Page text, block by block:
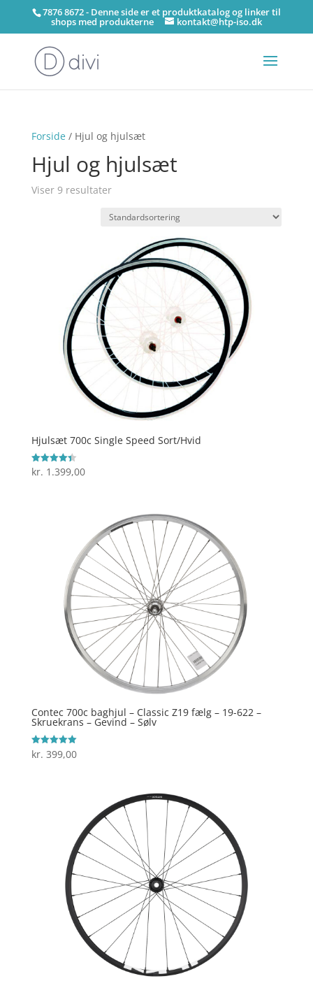
7876 8672 - Denne side er et produktkatalog og linker til
shops med produkterne kontakt@htp-iso.dk
Forside/ Hjul og hjulsæt
Hjul og hjulsæt
Viser 9 resultater
Hjulsæt 700c Single Speed Sort/Hvid
Vurderet
4.4
kr. 1.399,00
Contec 700c baghjul – Classic Z19 fælg – 19-622 –
Skruekrans – Gevind – Sølv
Vurderet
5
kr. 399,00